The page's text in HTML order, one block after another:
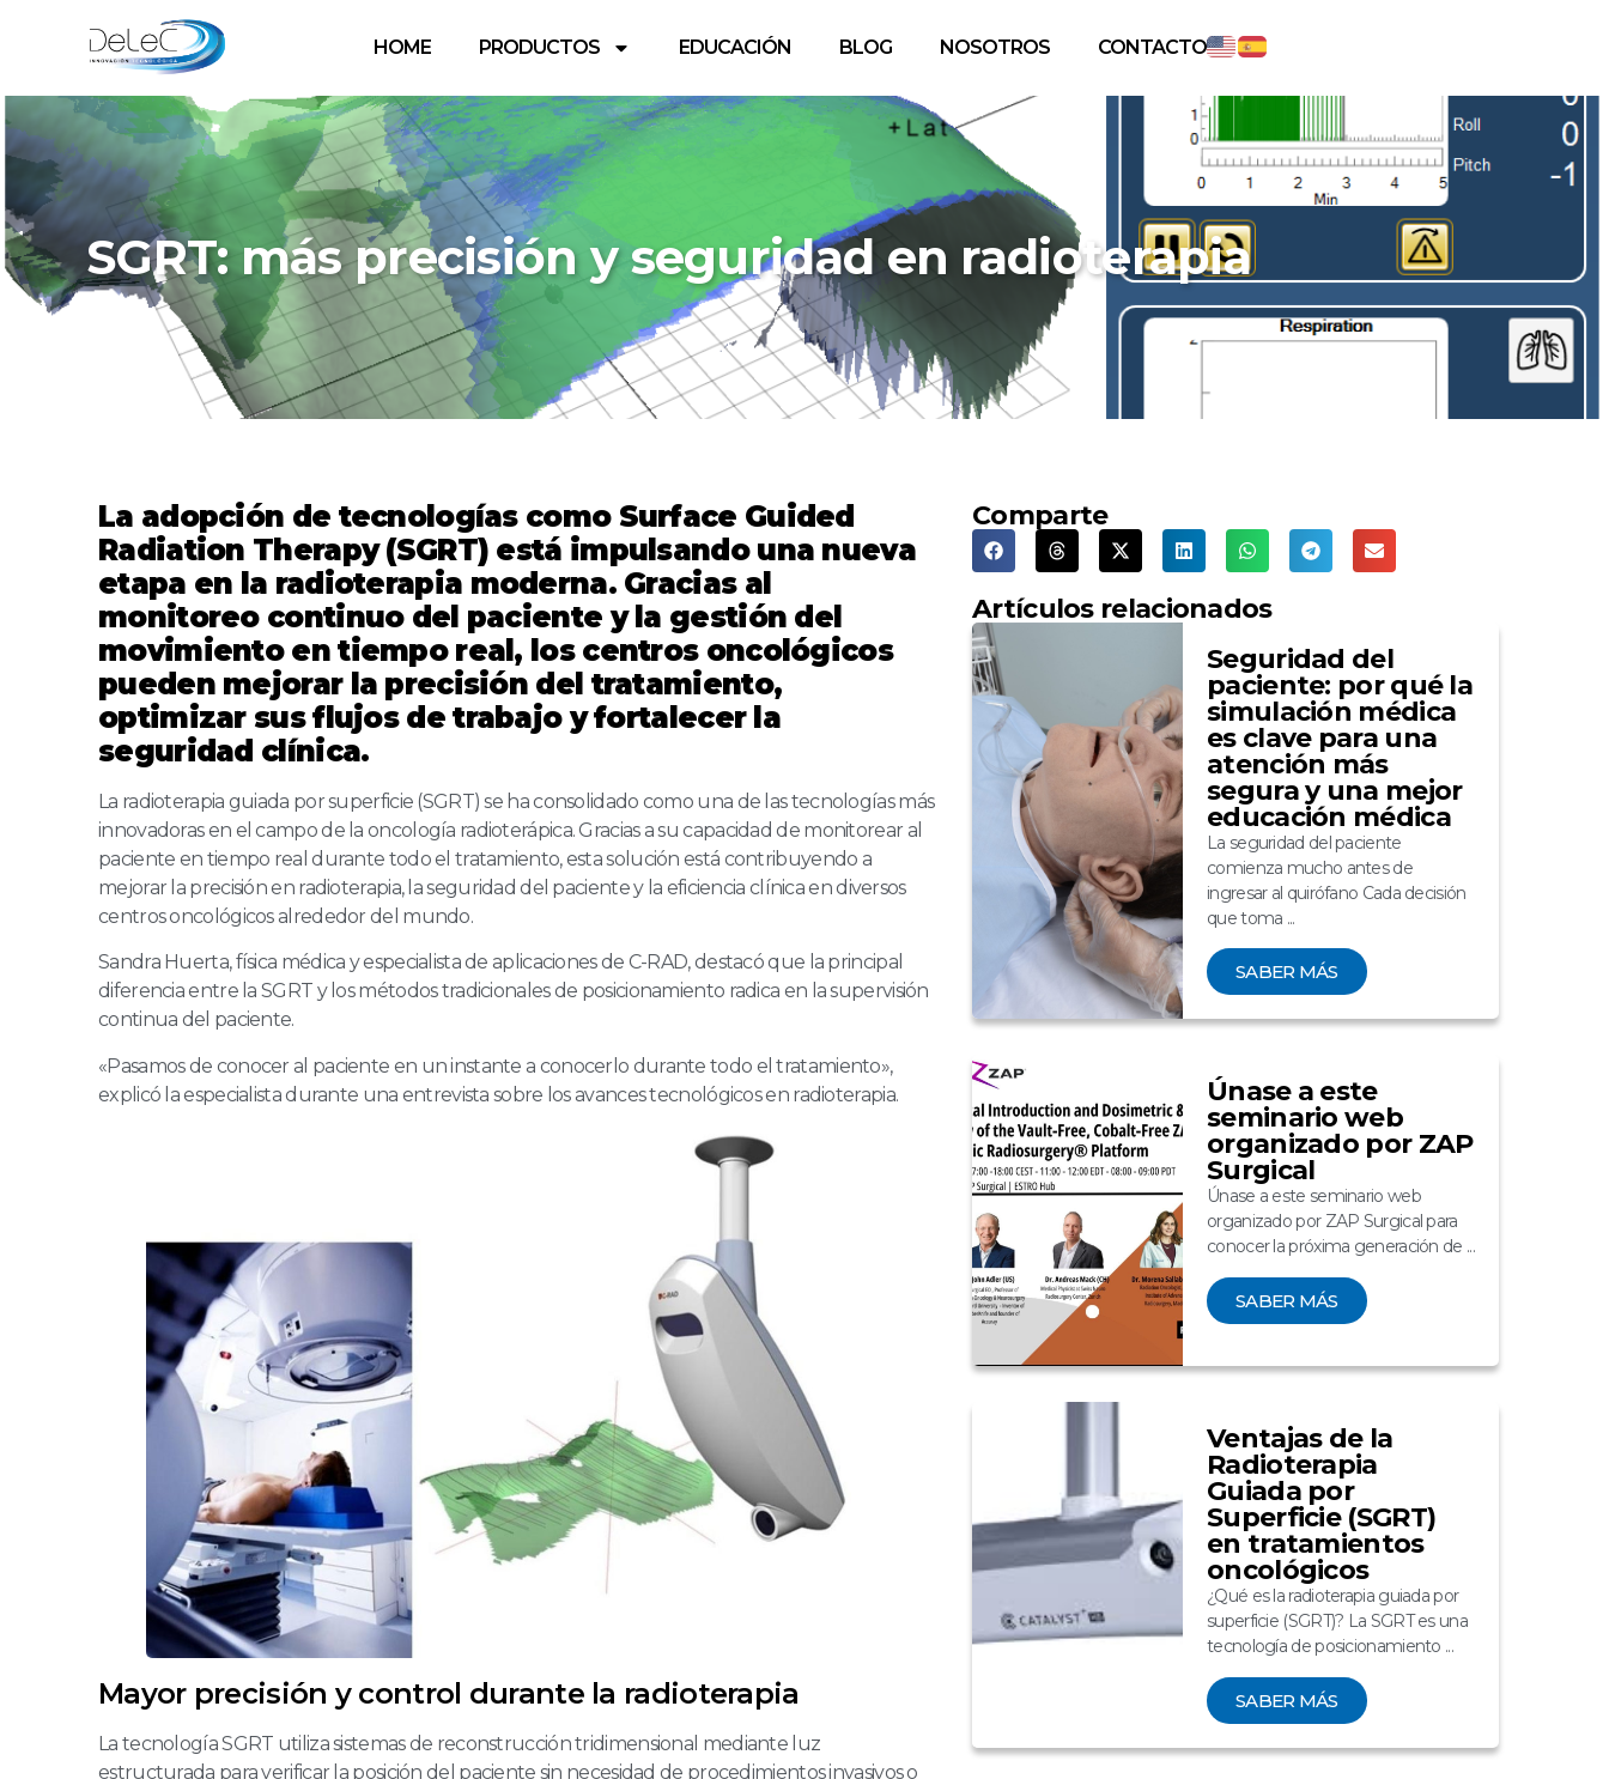
HOME PRODUCTOS EDUCACIÓN BLOG NOSOTROS CONTACTO
SGRT: más precisión y seguridad en radioterapia
La adopción de tecnologías como Surface Guided
Radiation Therapy (SGRT) está impulsando una nueva
etapa en la radioterapia moderna. Gracias al
monitoreo continuo del paciente y la gestión del
movimiento en tiempo real, los centros oncológicos
pueden mejorar la precisión del tratamiento,
optimizar sus flujos de trabajo y fortalecer la
seguridad clínica.
La radioterapia guiada por superficie (SGRT) se ha consolidado como una de las tecnologías más
innovadoras en el campo de la oncología radioterápica. Gracias a su capacidad de monitorear al
paciente en tiempo real durante todo el tratamiento, esta solución está contribuyendo a
mejorar la precisión en radioterapia, la seguridad del paciente y la eficiencia clínica en diversos
centros oncológicos alrededor del mundo.
Sandra Huerta, física médica y especialista de aplicaciones de C-RAD, destacó que la principal
diferencia entre la SGRT y los métodos tradicionales de posicionamiento radica en la supervisión
continua del paciente.
«Pasamos de conocer al paciente en un instante a conocerlo durante todo el tratamiento»,
explicó la especialista durante una entrevista sobre los avances tecnológicos en radioterapia.
Mayor precisión y control durante la radioterapia
La tecnología SGRT utiliza sistemas de reconstrucción tridimensional mediante luz
estructurada para verificar la posición del paciente sin necesidad de procedimientos invasivos o
Comparte
Artículos relacionados
Seguridad del
paciente: por qué la
simulación médica
es clave para una
atención más
segura y una mejor
educación médica
La seguridad del paciente
comienza mucho antes de
ingresar al quirófano Cada decisión
que toma ...
SABER MÁS
Únase a este
seminario web
organizado por ZAP
Surgical
Únase a este seminario web
organizado por ZAP Surgical para
conocer la próxima generación de ...
SABER MÁS
Ventajas de la
Radioterapia
Guiada por
Superficie (SGRT)
en tratamientos
oncológicos
¿Qué es la radioterapia guiada por
superficie (SGRT)? La SGRT es una
tecnología de posicionamiento ...
SABER MÁS